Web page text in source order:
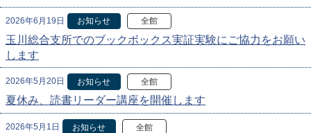
2026年6月19日 お知らせ 全館
玉川総合支所でのブックボックス実証実験にご協力をお願い
します
2026年5月20日 お知らせ 全館
夏休み、読書リーダー講座を開催します
2026年5月1日 お知らせ 全館